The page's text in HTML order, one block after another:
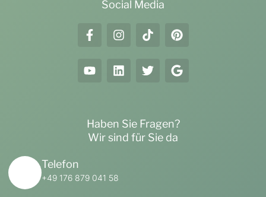
Social Media
Haben Sie Fragen?
Wir sind für Sie da
Telefon
+49 176 879 041 58